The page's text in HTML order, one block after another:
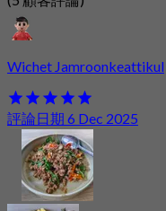
Wichet Jamroonkeattikul
評論日期 6 Dec 2025